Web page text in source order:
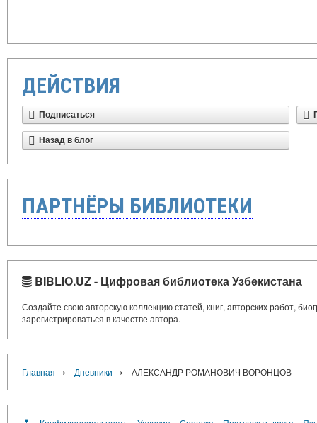
ДЕЙСТВИЯ
Подписаться
Назад в блог
ПАРТНЁРЫ БИБЛИОТЕКИ
BIBLIO.UZ - Цифровая библиотека Узбекистана
Создайте свою авторскую коллекцию статей, книг, авторских работ,
зарегистрироваться в качестве автора.
Главная › Дневники › АЛЕКСАНДР РОМАНОВИЧ ВОРОНЦОВ